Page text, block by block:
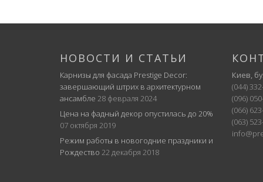
НОВОСТИ И СТАТЬИ
Карнизы для фасада Prestige Decor:
завершающий штрих в архитектурном
ансамбле 28 февраля 2024
Цена на фадный декор опустилась до 20%
07 октября 2019
Режим работы в новогодние праздники и
Рождество 22 декабря 2018
Киев,
(044)
(096)
(066)
(063)